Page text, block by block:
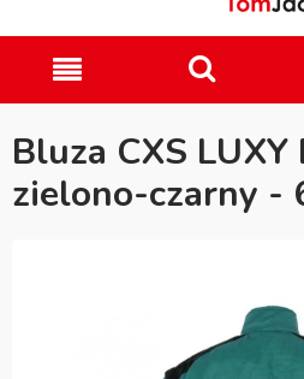
Bluza CXS
zielono-czarny -